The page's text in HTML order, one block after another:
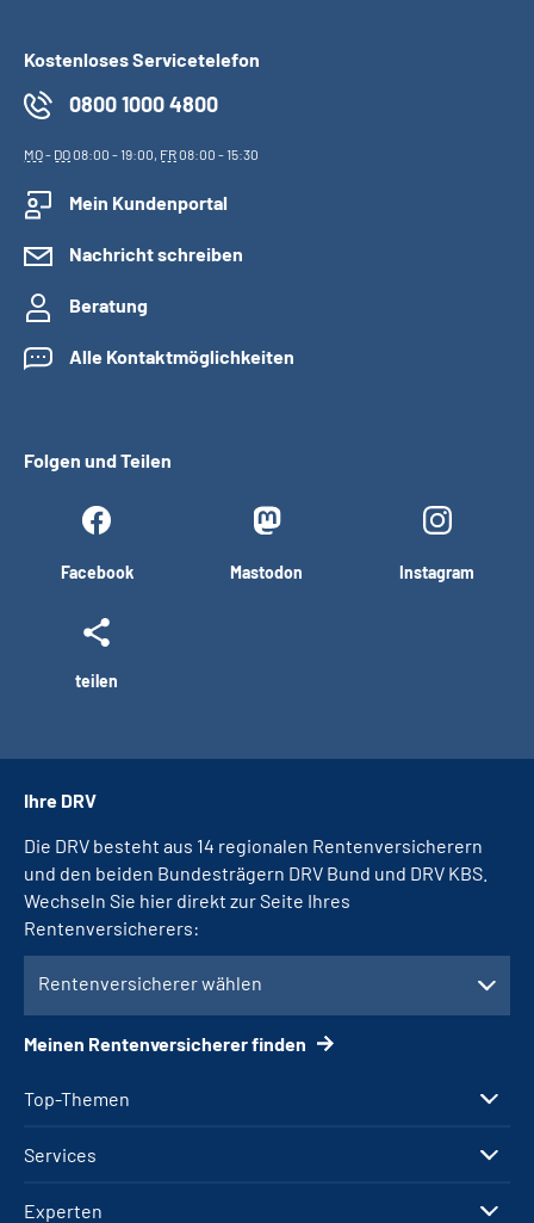
Kostenloses Servicetelefon
0800 1000 4800
MO- DO08:00 - 19:00, FR08:00 - 15:30
Mein Kundenportal
Nachricht schreiben
Beratung
Alle Kontaktmöglichkeiten
Folgen und Teilen
Facebook Mastodon Instagram
teilen
Top-Themen
Services
Experten
Ihre DRV
Die DRV besteht aus 14 regionalen Rentenversicherern
und den beiden Bundesträgern DRV Bund und DRV KBS.
Wechseln Sie hier direkt zur Seite Ihres
Rentenversicherers:
Rentenversicherer wählen
Meinen Rentenversicherer finden